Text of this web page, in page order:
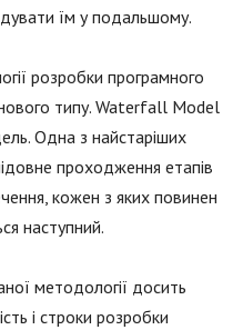
їм у подальшому.
розробки програмного
типу. Waterfall Model
Одна з найстаріших
проходження етапів
кожен з яких повинен
наступний.
методології досить
і строки розробки